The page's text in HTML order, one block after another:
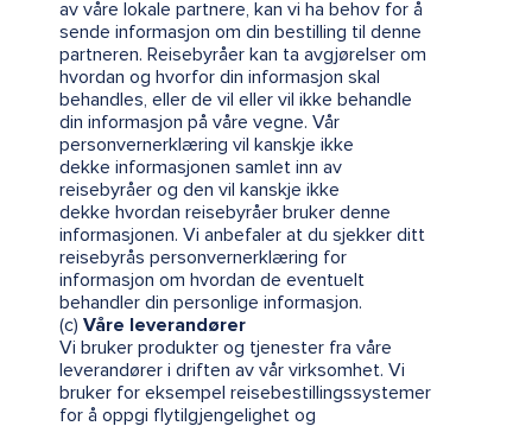
av våre lokale partnere, kan vi ha behov for å
sende informasjon om din bestilling til denne
partneren. Reisebyråer kan ta avgjørelser om
hvordan og hvorfor din informasjon skal
behandles, eller de vil eller vil ikke behandle
din informasjon på våre vegne. Vår
personvernerklæring vil kanskje ikke
dekke informasjonen samlet inn av
reisebyråer og den vil kanskje ikke
dekke hvordan reisebyråer bruker denne
informasjonen. Vi anbefaler at du sjekker ditt
reisebyrås personvernerklæring for
informasjon om hvordan de eventuelt
behandler din personlige informasjon.
(c) Våre leverandører
Vi bruker produkter og tjenester fra våre
leverandører i driften av vår virksomhet. Vi
bruker for eksempel reisebestillingssystemer
for å oppgi flytilgjengelighet og